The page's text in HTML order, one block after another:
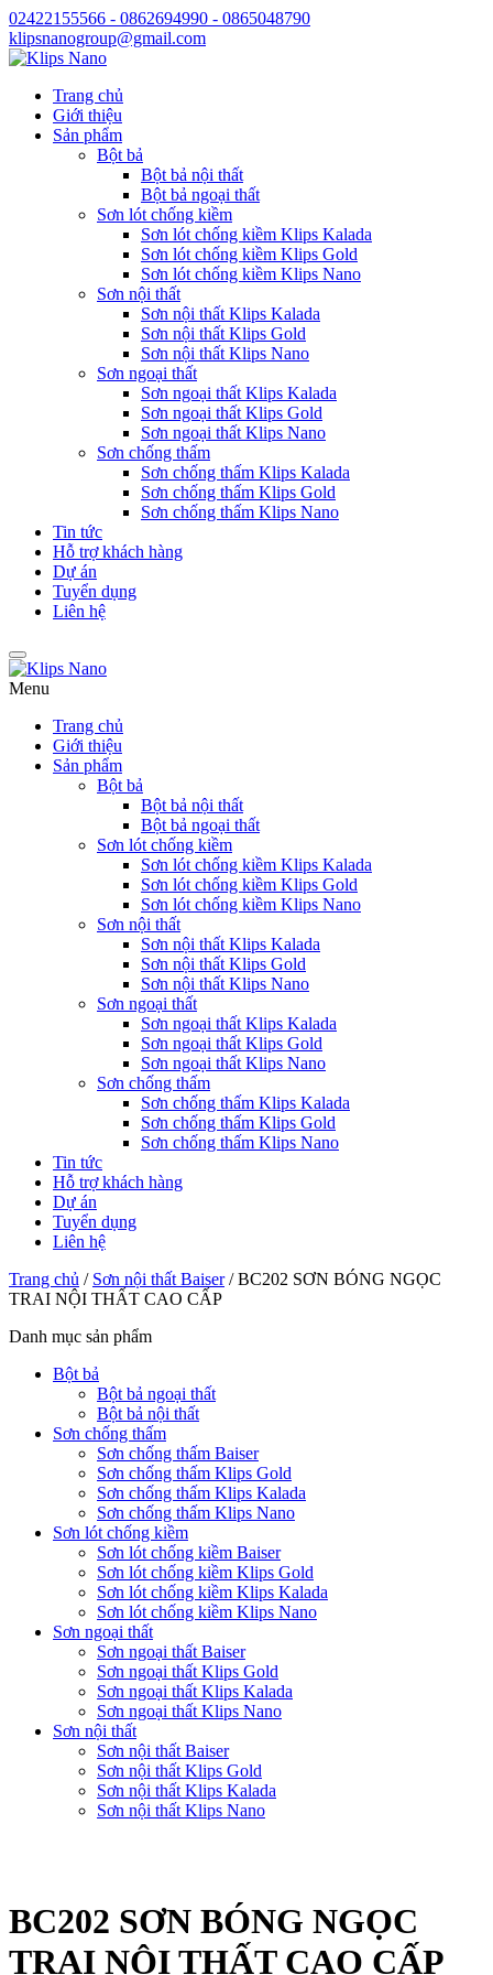
02422155566 - 0862694990 - 0865048790
klipsnanogroup@gmail.com
Trang chủ
Giới thiệu
Sản phẩm
Bột bả
Bột bả nội thất
Bột bả ngoại thất
Sơn lót chống kiềm
Sơn lót chống kiềm Klips Kalada
Sơn lót chống kiềm Klips Gold
Sơn lót chống kiềm Klips Nano
Sơn nội thất
Sơn nội thất Klips Kalada
Sơn nội thất Klips Gold
Sơn nội thất Klips Nano
Sơn ngoại thất
Sơn ngoại thất Klips Kalada
Sơn ngoại thất Klips Gold
Sơn ngoại thất Klips Nano
Sơn chống thấm
Sơn chống thấm Klips Kalada
Sơn chống thấm Klips Gold
Sơn chống thấm Klips Nano
Tin tức
Hỗ trợ khách hàng
Dự án
Tuyển dụng
Liên hệ
Menu
Trang chủ
Giới thiệu
Sản phẩm
Bột bả
Bột bả nội thất
Bột bả ngoại thất
Sơn lót chống kiềm
Sơn lót chống kiềm Klips Kalada
Sơn lót chống kiềm Klips Gold
Sơn lót chống kiềm Klips Nano
Sơn nội thất
Sơn nội thất Klips Kalada
Sơn nội thất Klips Gold
Sơn nội thất Klips Nano
Sơn ngoại thất
Sơn ngoại thất Klips Kalada
Sơn ngoại thất Klips Gold
Sơn ngoại thất Klips Nano
Sơn chống thấm
Sơn chống thấm Klips Kalada
Sơn chống thấm Klips Gold
Sơn chống thấm Klips Nano
Tin tức
Hỗ trợ khách hàng
Dự án
Tuyển dụng
Liên hệ
Trang chủ / Sơn nội thất Baiser/BC202 SƠN BÓNG NGỌC
TRAI NỘI THẤT CAO CẤP
Danh mục sản phẩm
Bột bả
Bột bả ngoại thất
Bột bả nội thất
Sơn chống thấm
Sơn chống thấm Baiser
Sơn chống thấm Klips Gold
Sơn chống thấm Klips Kalada
Sơn chống thấm Klips Nano
Sơn lót chống kiềm
Sơn lót chống kiềm Baiser
Sơn lót chống kiềm Klips Gold
Sơn lót chống kiềm Klips Kalada
Sơn lót chống kiềm Klips Nano
Sơn ngoại thất
Sơn ngoại thất Baiser
Sơn ngoại thất Klips Gold
Sơn ngoại thất Klips Kalada
Sơn ngoại thất Klips Nano
Sơn nội thất
Sơn nội thất Baiser
Sơn nội thất Klips Gold
Sơn nội thất Klips Kalada
Sơn nội thất Klips Nano
BC202 SƠN BÓNG NGỌC
TRAI NỘI THẤT CAO CẤP